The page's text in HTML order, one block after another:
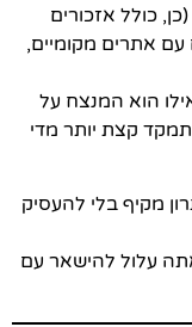
כולל אזכורים
אתרים מקומיים,
הוא המנצח על
קצת יותר מדי
מקיף בלי להעסיק
עלול להישאר עם